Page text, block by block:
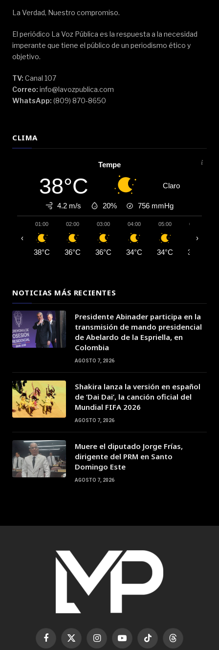
La Verdad, Nuestro compromiso.
El periódico La Voz Pública es la respuesta a la necesidad
imperante que tiene el público de un periodismo ético y
objetivo.
TV: Canal 107
Correo: info@lavozpublica.com
WhatsApp: (809) 870-8650
CLIMA
Tempe
38°C Claro
4.2 m/s 20% 756 mmHg
01:00
38°C
02:00
36°C
03:00
36°C
04:00
34°C
05:00
34°C
06:00
33°C
‹ ›
NOTICIAS MÁS RECIENTES
Presidente Abinader participa en la
transmisión de mando presidencial
de Abelardo de la Espriella, en
Colombia
AGOSTO 7, 2026
Shakira lanza la versión en español
de ‘Dai Dai’, la canción oficial del
Mundial FIFA 2026
AGOSTO 7, 2026
Muere el diputado Jorge Frías,
dirigente del PRM en Santo
Domingo Este
AGOSTO 7, 2026
Facebook
X
InstagramYouTubeTikTok Threads